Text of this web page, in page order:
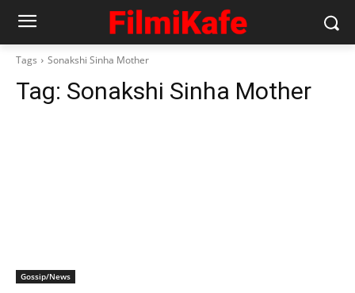
Tags Sonakshi Sinha Mother
Tag: Sonakshi Sinha Mother
Gossip/News